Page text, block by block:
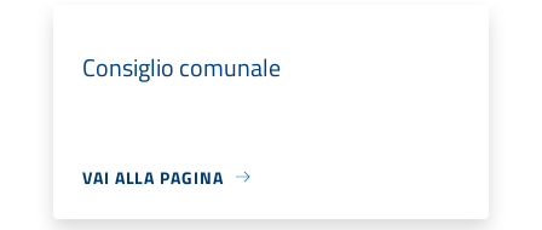
Consiglio comunale
VAI ALLA PAGINA